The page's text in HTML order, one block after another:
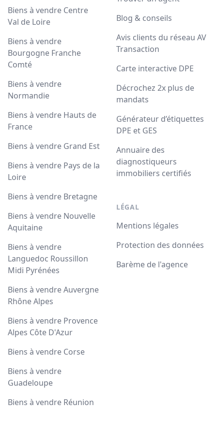
Biens à vendre Centre
Val de Loire
Biens à vendre
Bourgogne Franche
Comté
Biens à vendre
Normandie
Biens à vendre Hauts de
France
Biens à vendre Grand Est
Biens à vendre Pays de la
Loire
Biens à vendre Bretagne
Biens à vendre Nouvelle
Aquitaine
Biens à vendre
Languedoc Roussillon
Midi Pyrénées
Biens à vendre Auvergne
Rhône Alpes
Biens à vendre Provence
Alpes Côte D'Azur
Biens à vendre Corse
Biens à vendre
Guadeloupe
Biens à vendre Réunion
Blog & conseils
Avis clients du réseau AV
Transaction
Carte interactive DPE
Décrochez 2x plus de
mandats
Générateur d’étiquettes
DPE et GES
Annuaire des
diagnostiqueurs
immobiliers certifiés
LÉGAL
Mentions légales
Protection des données
Barème de l'agence